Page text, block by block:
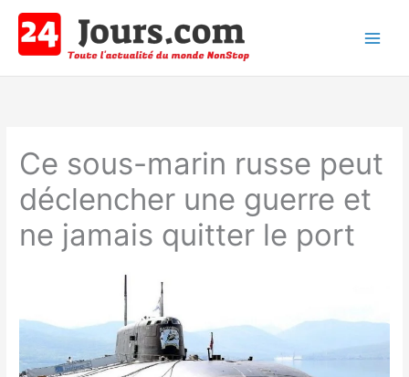
contenu
Ce sous-marin russe peut
déclencher une guerre et
ne jamais quitter le port